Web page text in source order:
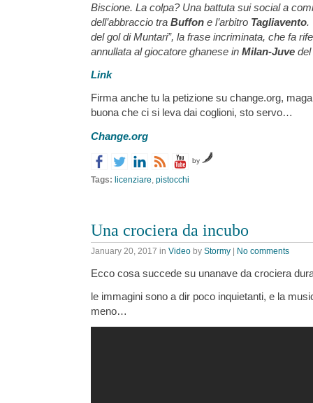
Biscione. La colpa? Una battuta sui social a
dell’abbraccio tra Buffon e l’arbitro Tagliavento.
del gol di Muntari”, la frase incriminata, che fa
annullata al giocatore ghanese in Milan-Juve
Link
Firma anche tu la petizione su change.org,
buona che ci si leva dai coglioni, sto servo…
Change.org
by
Tags: licenziare pistocchi
Una crociera da incubo
January 20, 2017 in Video by Stormy | No comments
Ecco cosa succede su unanave da crociera
le immagini sono a dir poco inquietanti, e la
meno…